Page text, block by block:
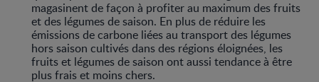
magasinent de façon à profiter au maximum des fruits
et des légumes de saison. En plus de réduire les
émissions de carbone liées au transport des légumes
hors saison cultivés dans des régions éloignées, les
fruits et légumes de saison ont aussi tendance à être
plus frais et moins chers.